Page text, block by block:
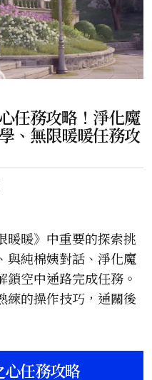
任務攻略！淨化魔
、無限暖暖任務攻
暖暖》中重要的探索挑
與純棉姨對話、淨化魔
空中通路完成任務。
練的操作技巧，通關後
任務攻略